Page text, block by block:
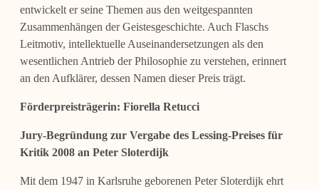
entwickelt er seine Themen aus den weitgespannten
Zusammenhängen der Geistesgeschichte. Auch Flaschs
Leitmotiv, intellektuelle Auseinandersetzungen als den
wesentlichen Antrieb der Philosophie zu verstehen, erinnert
an den Aufklärer, dessen Namen dieser Preis trägt.
Förderpreisträgerin: Fiorella Retucci
Jury-Begründung zur Vergabe des Lessing-Preises für
Kritik 2008 an Peter Sloterdijk
Mit dem 1947 in Karlsruhe geborenen Peter Sloterdijk ehrt